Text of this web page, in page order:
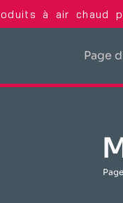
à air chaud
Page